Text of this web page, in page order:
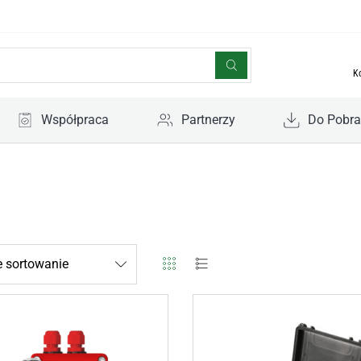
Współpraca Partnerzy Do